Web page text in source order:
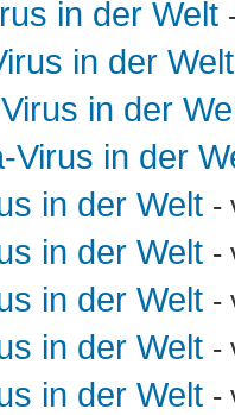
in der Welt
in der Welt
in der
Virus in der
in der Welt -
in der Welt -
in der Welt -
in der Welt -
in der Welt -